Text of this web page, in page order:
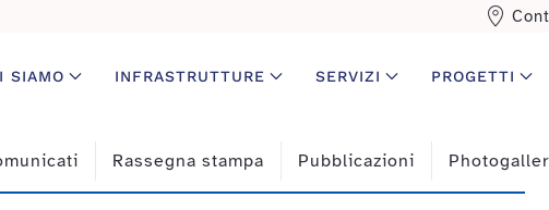
SIAMO INFRASTRUTTURE SERVIZI PROGETTI
Rassegna stampa Pubblicazioni